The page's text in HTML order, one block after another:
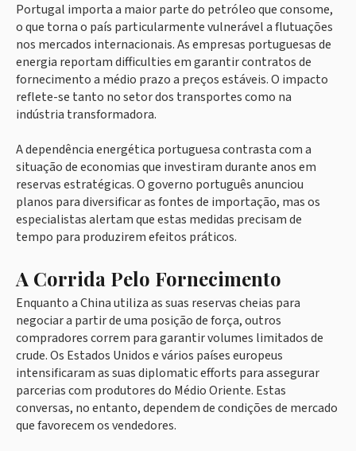
Portugal importa a maior parte do petróleo que consome,
o que torna o país particularmente vulnerável a flutuações
nos mercados internacionais. As empresas portuguesas de
energia reportam difficulties em garantir contratos de
fornecimento a médio prazo a preços estáveis. O impacto
reflete-se tanto no setor dos transportes como na
indústria transformadora.
A dependência energética portuguesa contrasta com a
situação de economias que investiram durante anos em
reservas estratégicas. O governo português anunciou
planos para diversificar as fontes de importação, mas os
especialistas alertam que estas medidas precisam de
tempo para produzirem efeitos práticos.
A Corrida Pelo Fornecimento
Enquanto a China utiliza as suas reservas cheias para
negociar a partir de uma posição de força, outros
compradores correm para garantir volumes limitados de
crude. Os Estados Unidos e vários países europeus
intensificaram as suas diplomatic efforts para assegurar
parcerias com produtores do Médio Oriente. Estas
conversas, no entanto, dependem de condições de mercado
que favorecem os vendedores.